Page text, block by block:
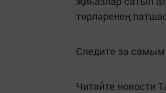
төрләренең
Следите за
Читайте новости